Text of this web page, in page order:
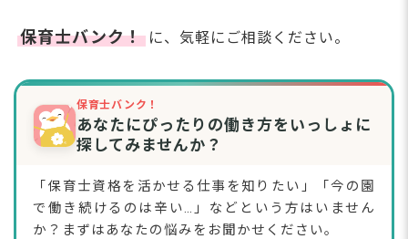
病院内保育所
幼稚園
ベビーホテル
保育ママ（家庭的保育事業）
助産施設・産婦人科
ベビーシッター
🟢 タイプA「保育の経験を活かして、新しい仕事に移
りたい」
🟡 タイプB「家庭と両立しながら、在宅で柔軟に働き
保育士バンク！ に、気軽にご相談ください。
保育士バンク！
あなたにぴったりの働き方をいっしょに
探してみませんか？
「保育士資格を活かせる仕事を知りたい」「今の園
で働き続けるのは辛い…」などという方はいません
か？まずはあなたの悩みをお聞かせください。